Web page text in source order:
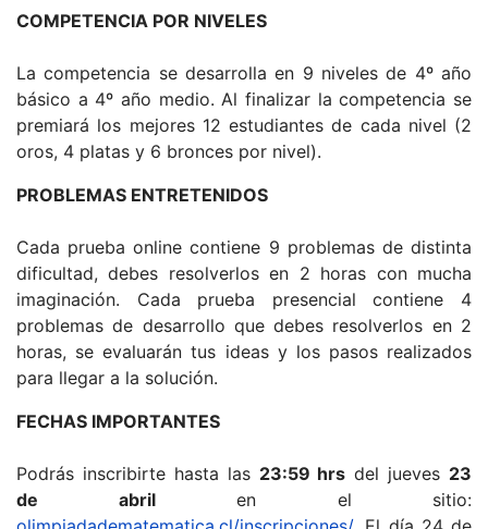
COMPETENCIA POR NIVELES
La competencia se desarrolla en 9 niveles de 4º año
básico a 4º año medio. Al finalizar la competencia se
premiará los mejores 12 estudiantes de cada nivel (2
oros, 4 platas y 6 bronces por nivel).
PROBLEMAS ENTRETENIDOS
Cada prueba online contiene 9 problemas de distinta
dificultad, debes resolverlos en 2 horas con mucha
imaginación. Cada prueba presencial contiene 4
problemas de desarrollo que debes resolverlos en 2
horas, se evaluarán tus ideas y los pasos realizados
para llegar a la solución.
FECHAS IMPORTANTES
Podrás inscribirte hasta las 23:59 hrs del jueves 23
de abrilen el sitio: